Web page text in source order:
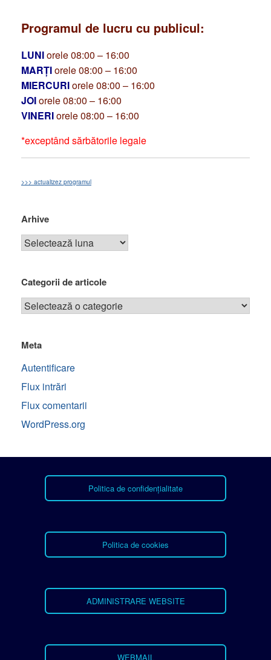
Programul de lucru cu publicul:
LUNIorele 08:00 – 16:00
MARȚIorele 08:00 – 16:00
MIERCURIorele 08:00 – 16:00
JOIorele 08:00 – 16:00
VINERIorele 08:00 – 16:00
*exceptând sărbătorile legale
>>> actualizez programul
Arhive
Categorii de articole
Meta
Autentificare
Flux intrări
Flux comentarii
WordPress.org
Politica de confidențialitate
Politica de cookies
ADMINISTRARE WEBSITE
WEBMAIL